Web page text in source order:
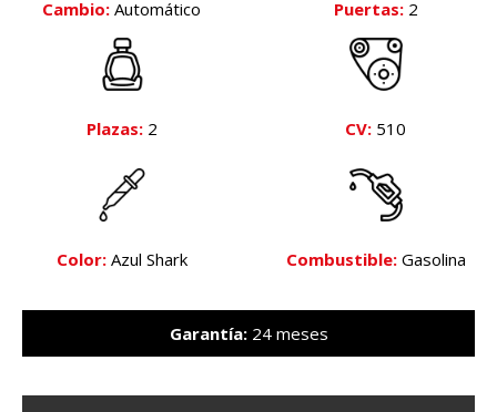
Cambio: Automático Puertas:2
Plazas:2 CV: 510
Color:Azul Shark Combustible:Gasolina
Garantía:24 meses